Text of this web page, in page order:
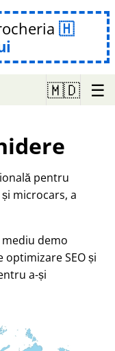
🇲🇩 ☰
pentru
microcars, a
demo
SEO și
a-și